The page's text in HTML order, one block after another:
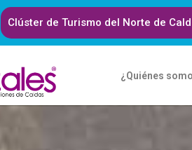
Clúster de Turismo del Norte de
¿Quiénes